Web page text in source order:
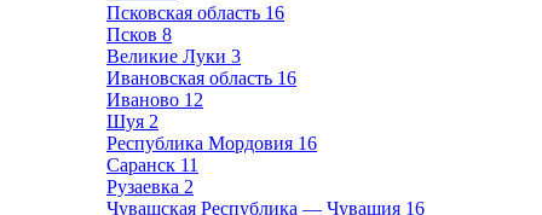
Псковская область 16
Псков 8
Великие Луки 3
Ивановская область 16
Иваново 12
Шуя 2
Республика Мордовия 16
Саранск 11
Рузаевка 2
Чувашская Республика — Чувашия 16